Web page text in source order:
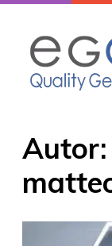
content
Autor: